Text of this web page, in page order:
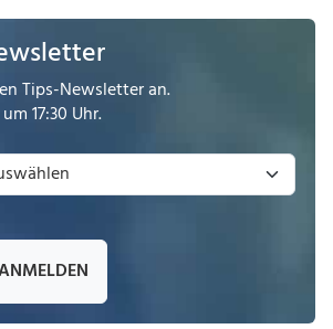
Tips-Newsletter an.
17:30 Uhr.